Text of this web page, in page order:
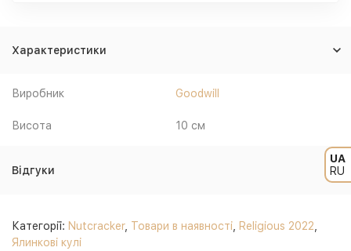
UA
RU
Характеристики
Виробник Goodwill
Висота 10 см
Відгуки
Категорії: Nutcracker, Товари в наявності Religious 2022
Ялинкові кулі